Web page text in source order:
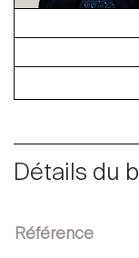
Détails du
Référence